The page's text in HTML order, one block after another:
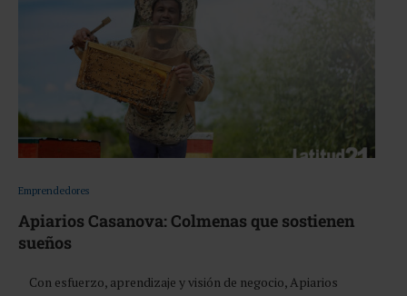
Emprendedores
Apiarios Casanova: Colmenas que sostienen
sueños
Con esfuerzo, aprendizaje y visión de negocio, Apiarios